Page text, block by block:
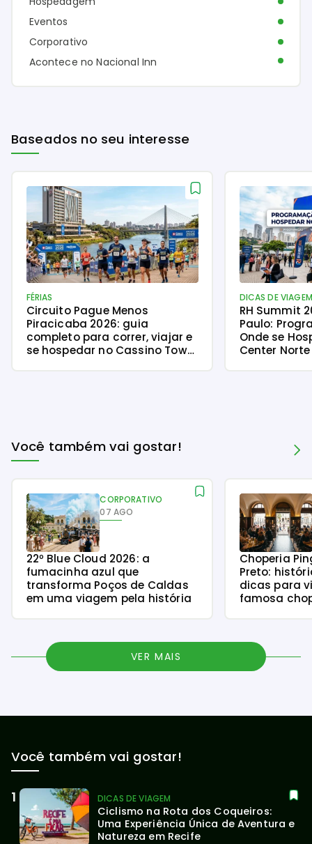
Eventos
Corporativo
Acontece no Nacional Inn
Baseados no seu interesse
FÉRIAS
Circuito Pague Menos
Piracicaba 2026: guia
completo para correr, viajar e
se hospedar no Cassino Tower
DICAS DE VIAGEM
RH Summit
Paulo:
Onde se
Center Norte
Você também vai gostar!
CORPORATIVO
07 AGO
22º Blue Cloud 2026: a
fumacinha azul que
transforma Poços de Caldas
em uma viagem pela história
Choperia
Preto:
dicas para
famosa
VER MAIS
Você também vai gostar!
DICAS DE VIAGEM
Ciclismo na Rota dos Coqueiros:
Uma Experiência Única de Aventura e
Natureza em Recife